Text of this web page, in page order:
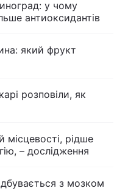
у чому
антиоксидантів
який фрукт
розповіли, як
місцевості, рідше
– дослідження
з мозком